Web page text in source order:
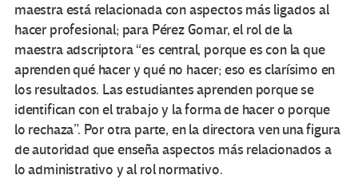
maestra está relacionada con aspectos más ligados al
hacer profesional; para Pérez Gomar, el rol de la
maestra adscriptora “es central, porque es con la que
aprenden qué hacer y qué no hacer; eso es clarísimo en
los resultados. Las estudiantes aprenden porque se
identifican con el trabajo y la forma de hacer o porque
lo rechaza”. Por otra parte, en la directora ven una figura
de autoridad que enseña aspectos más relacionados a
lo administrativo y al rol normativo.